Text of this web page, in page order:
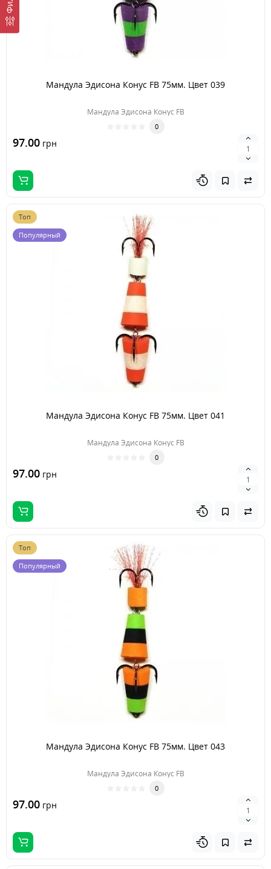
Мандула Эдисона Конус FB 75мм. Цвет 039
Мандула Эдисона Конус FB
0
97.00 грн
Топ
Популярный
Мандула Эдисона Конус FB 75мм. Цвет 041
Мандула Эдисона Конус FB
0
97.00 грн
Топ
Популярный
Мандула Эдисона Конус FB 75мм. Цвет 043
Мандула Эдисона Конус FB
0
97.00 грн